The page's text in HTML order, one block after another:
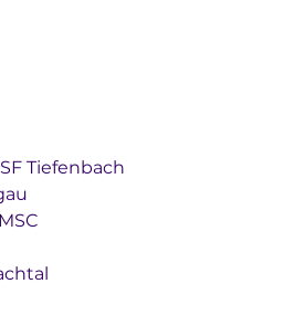
MSF Tiefenbach